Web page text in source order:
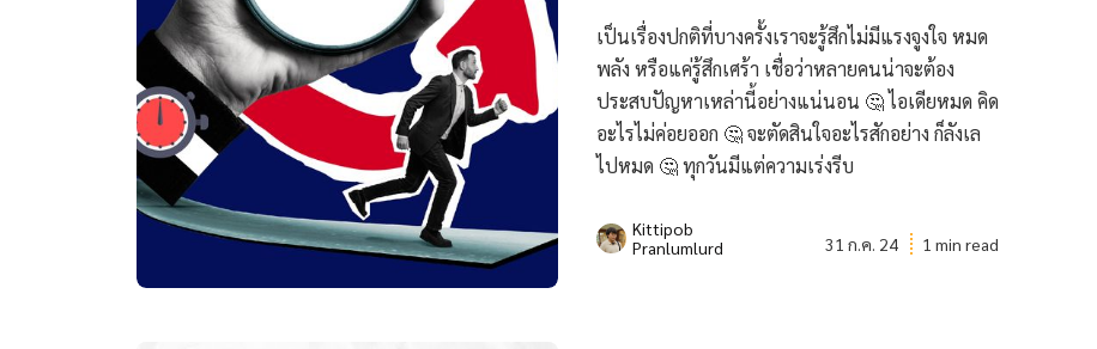
เป็นเรื่องปกติที่บางครั้งเราจะรู้สึกไม่มีแรงจูงใจ หมด
พลัง หรือแค่รู้สึกเศร้า เชื่อว่าหลายคนน่าจะต้อง
ประสบปัญหาเหล่านี้อย่างแน่นอน 🤔 ไอเดียหมด คิด
อะไรไม่ค่อยออก 🤔 จะตัดสินใจอะไรสักอย่าง ก็ลังเล
ไปหมด 🤔 ทุกวันมีแต่ความเร่งรีบ
Kittipob
Pranlumlurd
31 ก.ค. 24 1 min read